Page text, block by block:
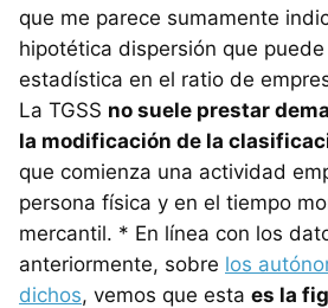
que me parece sumamente
hipotética dispersión que
estadística en el ratio de
La TGSS no suele prestar
la modificación de la
que comienza una actividad
persona física y en el tiempo
mercantil. * En línea con los
anteriormente, sobre los
dichos, vemos que esta es la